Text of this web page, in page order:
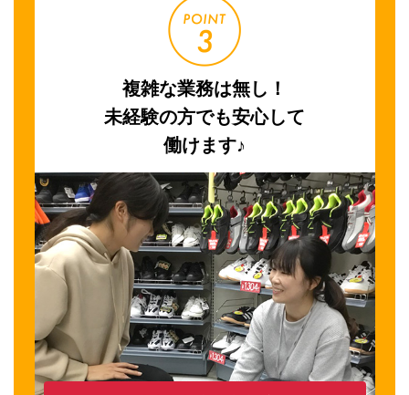
複雑な業務は無し！
未経験の方でも安心して
働けます♪